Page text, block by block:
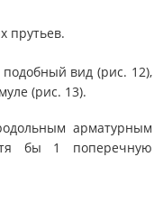
прутьев.
вид (рис. 12),
(рис. 13).
арматурным
бы 1 поперечную